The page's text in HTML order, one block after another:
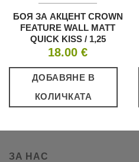
БОЯ ЗА АКЦЕНТ CROWN
FEATURE WALL MATT
QUICK KISS / 1,25
18.00 €
ДОБАВЯНЕ В
КОЛИЧКАТА
ЗА НАС